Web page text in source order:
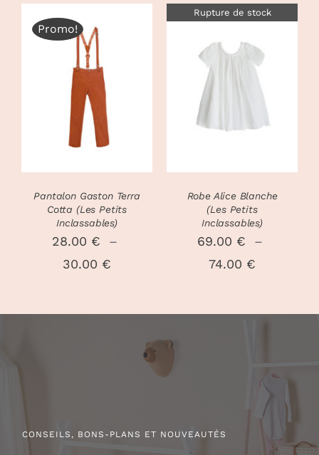
PRODUIT PRODUIT
prix :
à
79.00 €
Promo!
CHOIX DES
OPTIONS
CE
PRODUIT
A
PLUSIEURS
VARIATIONS.
PEUVENT
ÊTRE
CHOISIES
SUR
PAGE
DÉTAILS
Pantalon Gaston Terra
Cotta (Les Petits
Inclassables)
28.00 €
–
30.00 €Plage
30.00 €
Rupture de stock
Robe Alice Blanche
(Les Petits
Inclassables)
69.00 €
–
74.00 €
74.00 €
CONSEILS, BONS-PLANS ET NOUVEAUTÉS